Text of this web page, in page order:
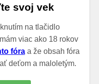
svoj vek
na tlačidlo
viac ako 18 rokov
fóraa že obsah fóra
deťom a maloletým.